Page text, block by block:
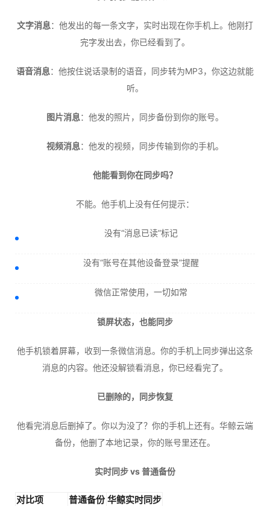
文字消息：他发出的每一条文字，实时出现在你手机上。他刚打
完字发出去，你已经看到了。
语音消息：他按住说话录制的语音，同步转为MP3，你这边就能
听。
图片消息：他发的照片，同步备份到你的账号。
视频消息：他发的视频，同步传输到你的手机。
他能看到你在同步吗？
不能。他手机上没有任何提示：
没有“消息已读”标记
没有“账号在其他设备登录”提醒
微信正常使用，一切如常
锁屏状态，也能同步
他手机锁着屏幕，收到一条微信消息。你的手机上同步弹出这条
消息的内容。他还没解锁看消息，你已经看完了。
已删除的，同步恢复
他看完消息后删掉了。你以为没了？你的手机上还有。华鲸云端
备份，他删了本地记录，你的账号里还在。
实时同步 vs 普通备份
对比项 普通备份 华鲸实时同步